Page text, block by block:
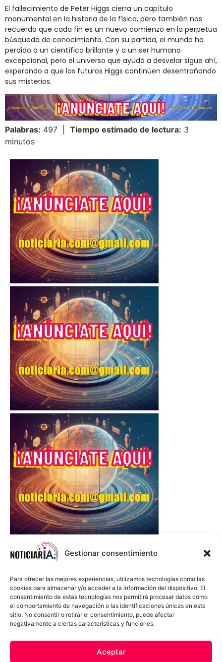
Gestionar consentimiento
Para ofrecer las mejores experiencias, utilizamos tecnologías como las
cookies para almacenar y/o acceder a la información del dispositivo. El
consentimiento de estas tecnologías nos permitirá procesar datos como
el comportamiento de navegación o las identificaciones únicas en este
sitio. No consentir o retirar el consentimiento, puede afectar
negativamente a ciertas características y funciones.
Aceptar
El fallecimiento de Peter Higgs cierra un capítulo
monumental en la historia de la física, pero también nos
recuerda que cada fin es un nuevo comienzo en la perpetua
búsqueda de conocimiento. Con su partida, el mundo ha
perdido a un científico brillante y a un ser humano
excepcional, pero el universo que ayudó a desvelar sigue ahí,
esperando a que los futuros Higgs continúen desentrañando
sus misterios.
Palabras: 497 | Tiempo estimado de lectura: 3
minutos
Política de cookies